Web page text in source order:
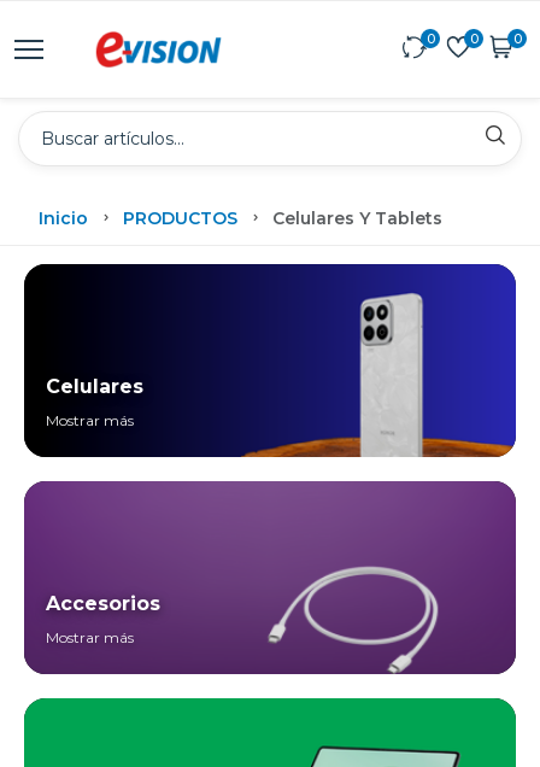
0 0 0
Inicio PRODUCTOS Celulares Y Tablets
Celulares
Mostrar más
Accesorios
Mostrar más